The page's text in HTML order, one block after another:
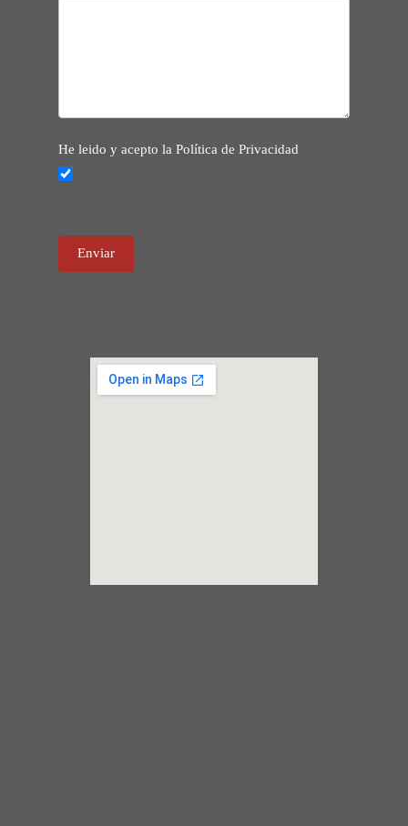
He leido y acepto la Política de Privacidad
Enviar